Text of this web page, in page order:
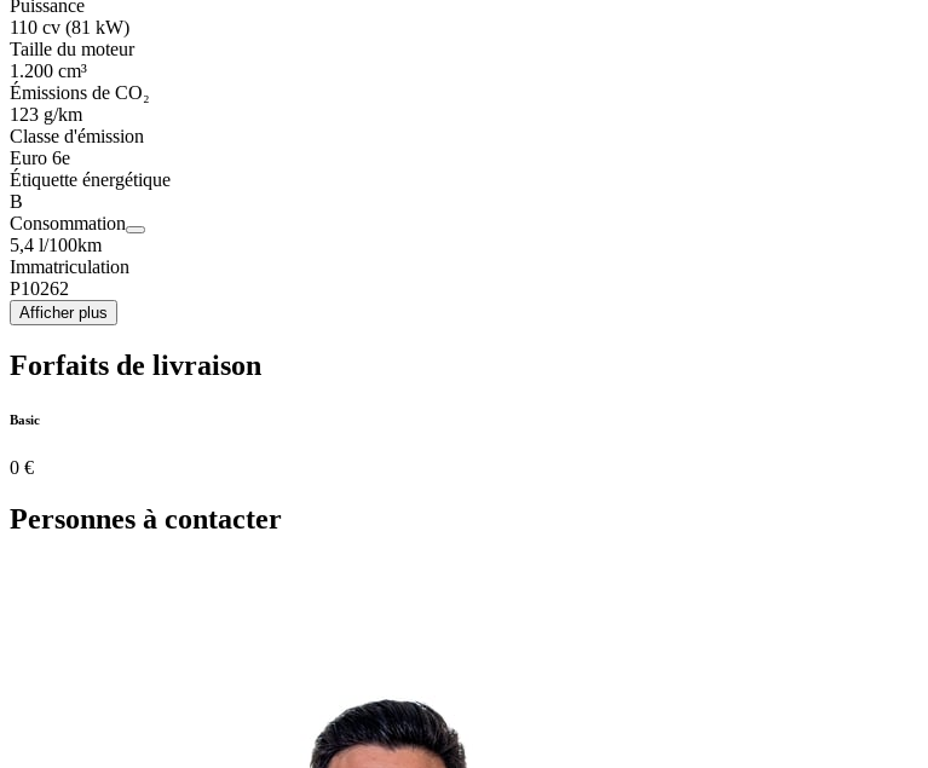
Puissance
110 cv (81 kW)
Taille du moteur
1.200 cm³
Émissions de CO₂
123 g/km
Classe d'émission
Euro 6e
Étiquette énergétique
B
Consommation
5,4 l/100km
Immatriculation
P10262
Afficher plus
Forfaits de livraison
Basic
0 €
Personnes à contacter